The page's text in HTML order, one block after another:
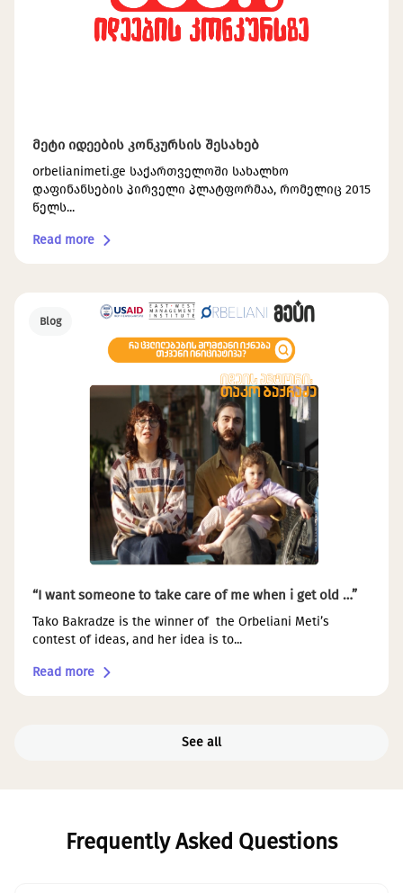
მეტი იდეების კონკურსის შესახებ
orbelianimeti.ge საქართველოში სახალხო
დაფინანსების პირველი პლატფორმაა, რომელიც 2015
წელს...
Read more
Blog
“I want someone to take care of me when i get old …”
Tako Bakradze is the winner of the Orbeliani Meti’s
contest of ideas, and her idea is to...
Read more
See all
Frequently Asked Questions